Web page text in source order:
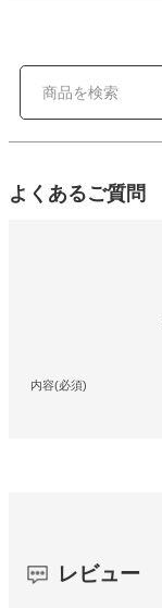
よくあるご質問
内容(必須)
レビュー